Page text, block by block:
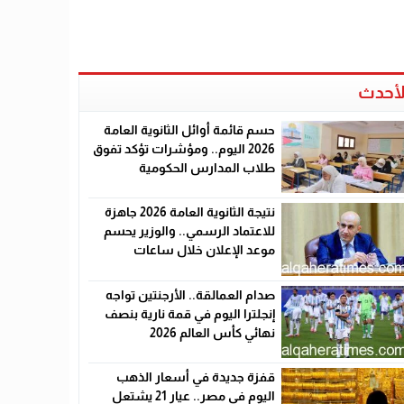
حسم قائمة أوائل الثانوية العامة
2026 اليوم.. ومؤشرات تؤكد تفوق
طلاب المدارس الحكومية
نتيجة الثانوية العامة 2026 جاهزة
للاعتماد الرسمي.. والوزير يحسم
موعد الإعلان خلال ساعات
صدام العمالقة.. الأرجنتين تواجه
إنجلترا اليوم في قمة نارية بنصف
نهائي كأس العالم 2026
قفزة جديدة في أسعار الذهب
اليوم في مصر.. عيار 21 يشتعل